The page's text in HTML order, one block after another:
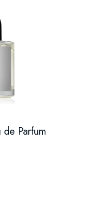
de Parfum